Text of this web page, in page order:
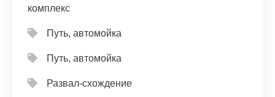
комплекс
Путь, автомойка
Путь, автомойка
Развал-схождение